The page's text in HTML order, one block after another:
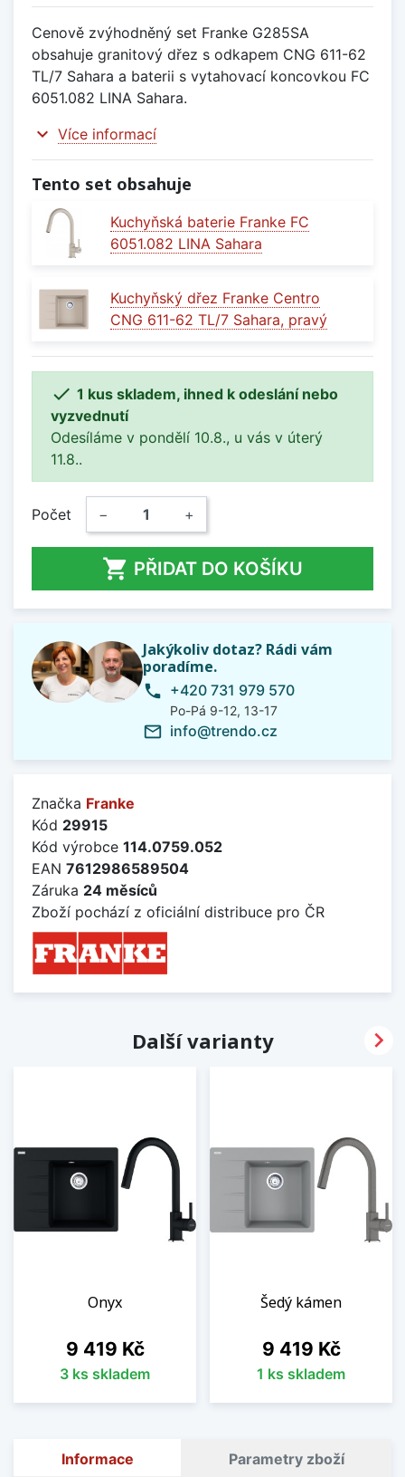
Cenově zvýhodněný set Franke G285SA
obsahuje granitový dřez s odkapem CNG 611-62
TL/7 Sahara a baterii s vytahovací koncovkou FC
6051.082 LINA Sahara.
expand_more Více informací
Tento set obsahuje
Kuchyňská baterie Franke FC
6051.082 LINA Sahara
Kuchyňský dřez Franke Centro
CNG 611-62 TL/7 Sahara, pravý
 1 kus skladem, ihned k odeslání nebo
vyzvednutí
Odesíláme v pondělí 10.8., u vás v úterý
11.8..
Počet − +
 PŘIDAT DO KOŠÍKU
Jakýkoliv dotaz? Rádi vám
poradíme.
phone +420 731 979 570
Po-Pá 9-12, 13-17
mail_outline info@trendo.cz
Značka Franke
Kód 29915
Kód výrobce 114.0759.052
EAN 7612986589504
Záruka 24 měsíců
Zboží pochází z oficiální distribuce pro ČR
Další varianty
Onyx
Cena
9 419 Kč
3 ks skladem
Šedý kámen
Cena
9 419 Kč
1 ks skladem

Informace Parametry zboží